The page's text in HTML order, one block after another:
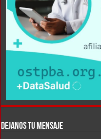
DEJANOS TU MENSAJE